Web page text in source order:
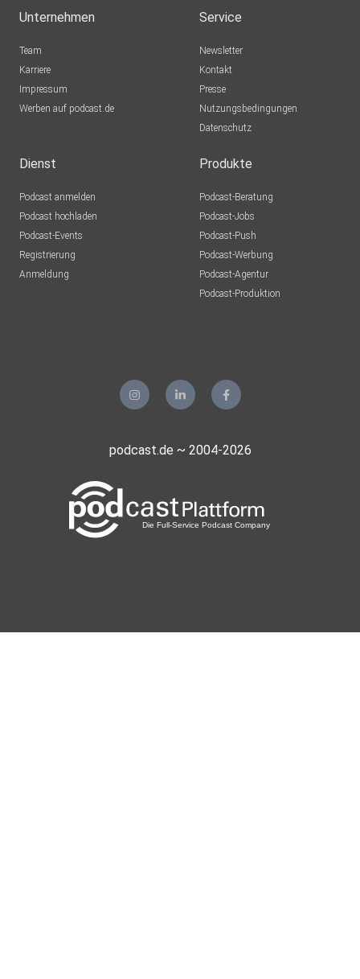
Unternehmen
Team
Karriere
Impressum
Werben auf podcast.de
Service
Newsletter
Kontakt
Presse
Nutzungsbedingungen
Datenschutz
Dienst
Podcast anmelden
Podcast hochladen
Podcast-Events
Registrierung
Anmeldung
Produkte
Podcast-Beratung
Podcast-Jobs
Podcast-Push
Podcast-Werbung
Podcast-Agentur
Podcast-Produktion
podcast.de ~ 2004-2026